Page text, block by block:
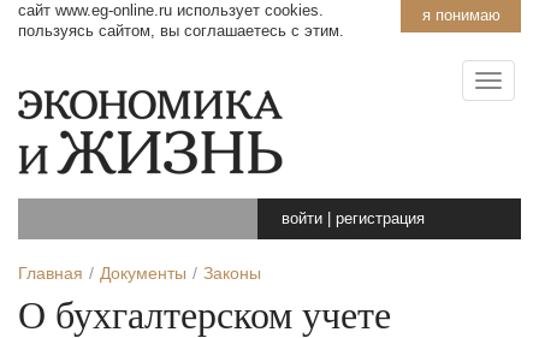
я понимаю
сайт www.eg-online.ru использует cookies.
пользуясь сайтом, вы соглашаетесь с этим.
войти регистрация
Главная Документы Законы
О бухгалтерском учете